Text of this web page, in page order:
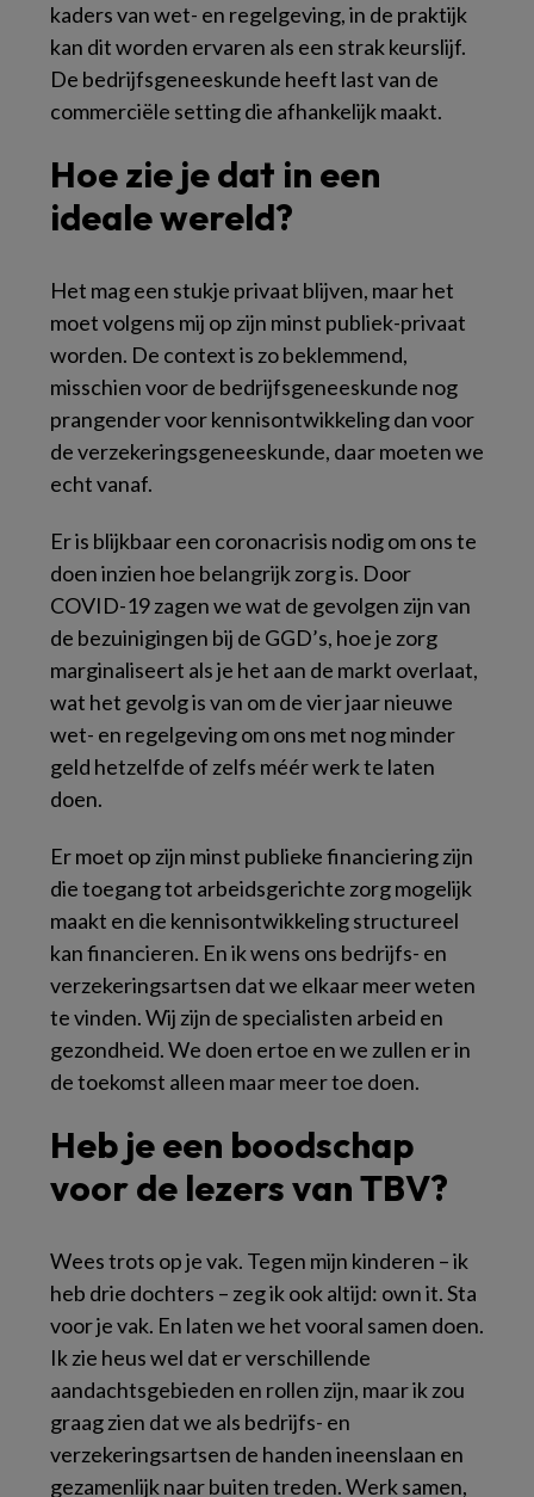
kaders van wet- en regelgeving, in de praktijk
kan dit worden ervaren als een strak keurslijf.
De bedrijfsgeneeskunde heeft last van de
commerciële setting die afhankelijk maakt.
Hoe zie je dat in een
ideale wereld?
Het mag een stukje privaat blijven, maar het
moet volgens mij op zijn minst publiek-privaat
worden. De context is zo beklemmend,
misschien voor de bedrijfsgeneeskunde nog
prangender voor kennisontwikkeling dan voor
de verzekeringsgeneeskunde, daar moeten we
echt vanaf.
Er is blijkbaar een coronacrisis nodig om ons te
doen inzien hoe belangrijk zorg is. Door
COVID-19 zagen we wat de gevolgen zijn van
de bezuinigingen bij de GGD’s, hoe je zorg
marginaliseert als je het aan de markt overlaat,
wat het gevolg is van om de vier jaar nieuwe
wet- en regelgeving om ons met nog minder
geld hetzelfde of zelfs méér werk te laten
doen.
Er moet op zijn minst publieke financiering zijn
die toegang tot arbeidsgerichte zorg mogelijk
maakt en die kennisontwikkeling structureel
kan financieren. En ik wens ons bedrijfs- en
verzekeringsartsen dat we elkaar meer weten
te vinden. Wij zijn de specialisten arbeid en
gezondheid. We doen ertoe en we zullen er in
de toekomst alleen maar meer toe doen.
Heb je een boodschap
voor de lezers van TBV?
Wees trots op je vak. Tegen mijn kinderen – ik
heb drie dochters – zeg ik ook altijd: own it. Sta
voor je vak. En laten we het vooral samen doen.
Ik zie heus wel dat er verschillende
aandachtsgebieden en rollen zijn, maar ik zou
graag zien dat we als bedrijfs- en
verzekeringsartsen de handen ineenslaan en
gezamenlijk naar buiten treden. Werk samen,